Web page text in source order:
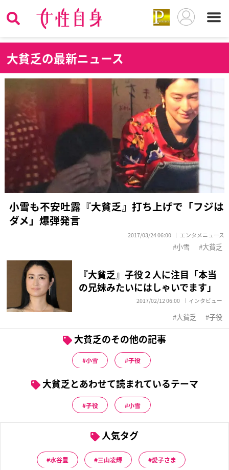
大貧乏の最新ニュース
小雪も不安吐露『大貧乏』打ち上げで「フジは
ダメ」爆弾発言
2017/03/24 06:00 エンタメニュース
小雪 大貧乏
『大貧乏』子役２人に注目「本当
の兄妹みたいにはしゃいでます」
2017/02/12 06:00 インタビュー
大貧乏 子役
大貧乏のその他の記事
小雪 子役
大貧乏とあわせて読まれているテーマ
子役 小雪
人気タグ
水谷豊 三山凌輝 愛子さま